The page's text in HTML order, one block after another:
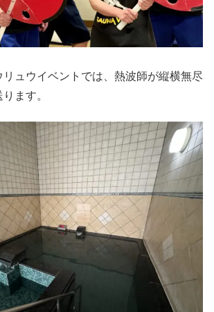
ュウイベントでは、熱波師が縦横無尽
ます。